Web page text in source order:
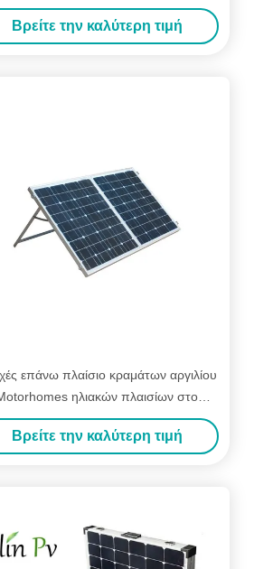
στρατιωτικό
Βρείτε την καλύτερη τιμή
επάνω πλαίσιο κραμάτων αργιλίου
ηλιακών πλαισίων στο
τροχόσπιτα
Βρείτε την καλύτερη τιμή